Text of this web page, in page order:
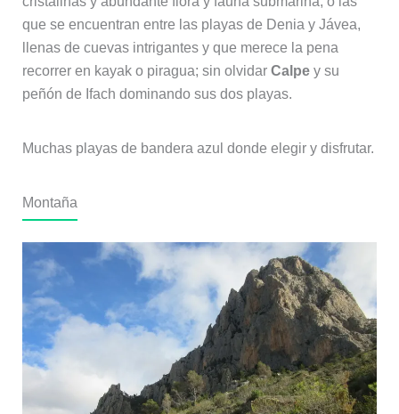
que se encuentran entre las playas de Denia y Jávea,
llenas de cuevas intrigantes y que merece la pena
recorrer en kayak o piragua; sin olvidar Calpey su
peñón de Ifach dominando sus dos playas.
Muchas playas de bandera azul donde elegir y disfrutar.
Montaña